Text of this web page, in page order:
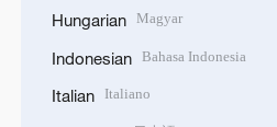
Hungarian Magyar
Indonesian Bahasa Indonesia
Italian Italiano